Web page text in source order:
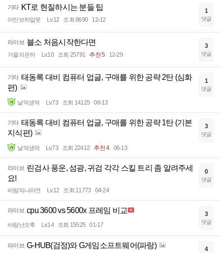
기타 KT로 현질하시는 분들 팁
아만보하알못 Lv.12 조회 8690 12-12
1
댓글
라이브 블소 처음시작한다면
가을의은하 Lv.10 조회 25791 추천 5 12-29
3
댓글
기타 태동록 대비 컴퓨터 업글, 구매를 위한 공략 2탄 (심화
편)
날먹생먹 Lv.73 조회 14125 06-13
1
댓글
기타 태동록 대비 컴퓨터 업글, 구매를 위한 공략 1탄 (기본
지식편)
날먹생먹 Lv.73 조회 22412 추천 4 06-13
3
댓글
라이브 린검사 풍운, 섬광, 귀검 각각 스킬 트리 좀 알려주세
요!
바람의나라연 Lv.12 조회 11773 04-24
0
댓글
라이브 cpu 3600 vs 5600x 프레임 비교
바람난오후 Lv.14 조회 15525 01-17
3
댓글
라이브 G-HUB(검정)와 G게임소프트웨어(파랑) 4